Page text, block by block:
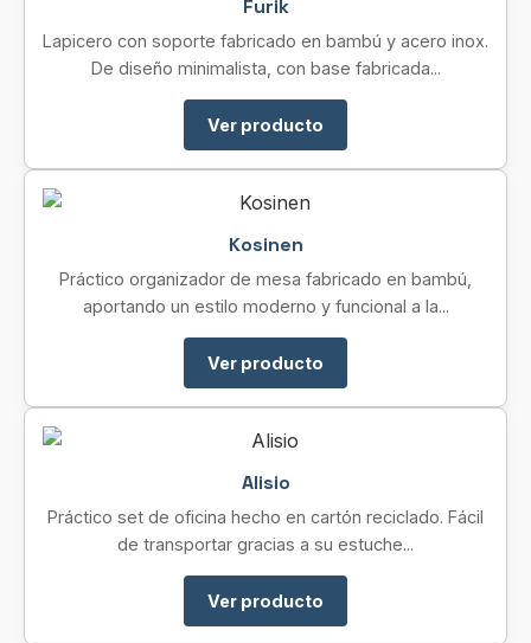
Furik
Lapicero con soporte fabricado en bambú y acero inox.
De diseño minimalista, con base fabricada...
Ver producto
Kosinen
Práctico organizador de mesa fabricado en bambú,
aportando un estilo moderno y funcional a la...
Ver producto
Alisio
Práctico set de oficina hecho en cartón reciclado. Fácil
de transportar gracias a su estuche...
Ver producto